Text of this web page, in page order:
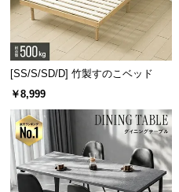
[SS/S/SD/D] 竹製すのこベッド
￥8,999